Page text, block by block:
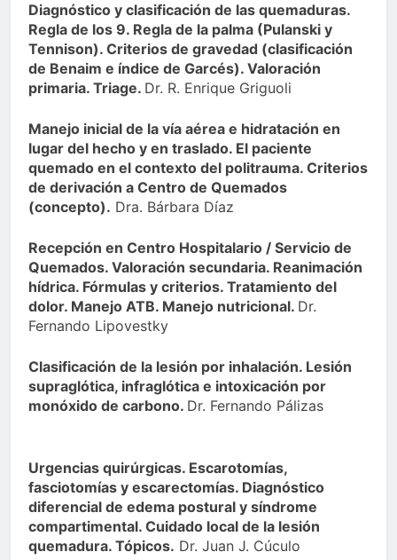
Diagnóstico y clasificación de las quemaduras.
Regla de los 9. Regla de la palma (Pulanski y
Tennison). Criterios de gravedad (clasificación
de Benaim e índice de Garcés). Valoración
primaria. Triage. Dr. R. Enrique Griguoli
Manejo inicial de la vía aérea e hidratación en
lugar del hecho y en traslado. El paciente
quemado en el contexto del politrauma. Criterios
de derivación a Centro de Quemados
(concepto). Dra. Bárbara Díaz
Recepción en Centro Hospitalario / Servicio de
Quemados. Valoración secundaria. Reanimación
hídrica. Fórmulas y criterios. Tratamiento del
dolor. Manejo ATB. Manejo nutricional. Dr.
Fernando Lipovestky
Clasificación de la lesión por inhalación. Lesión
supraglótica, infraglótica e intoxicación por
monóxido de carbono. Dr. Fernando Pálizas
Urgencias quirúrgicas. Escarotomías,
fasciotomías y escarectomías. Diagnóstico
diferencial de edema postural y síndrome
compartimental. Cuidado local de la lesión
quemadura. Tópicos. Dr. Juan J. Cúculo